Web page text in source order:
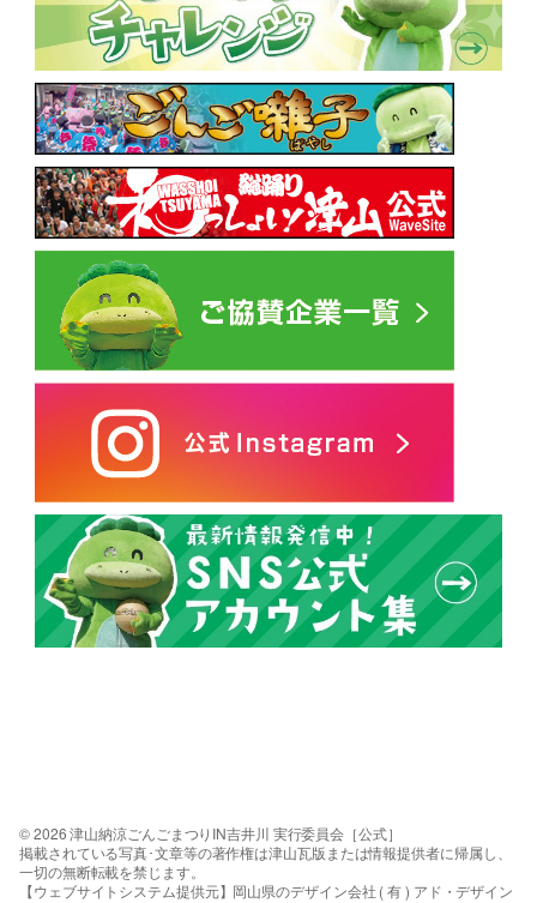
© 2026 津山納涼ごんごまつりIN吉井川 実行委員会［公式］
掲載されている写真･文章等の著作権は津山瓦版または情報提供者に帰属し、
一切の無断転載を禁じます。
【ウェブサイトシステム提供元】岡山県のデザイン会社 ( 有 ) アド・デザイン